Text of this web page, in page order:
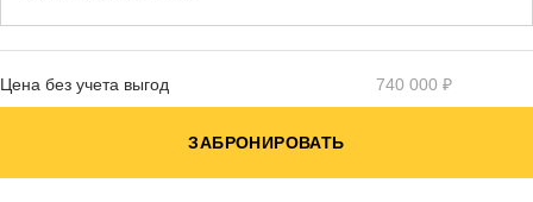
Цена без учета выгод 740 000 ₽
ЗАБРОНИРОВАТЬ